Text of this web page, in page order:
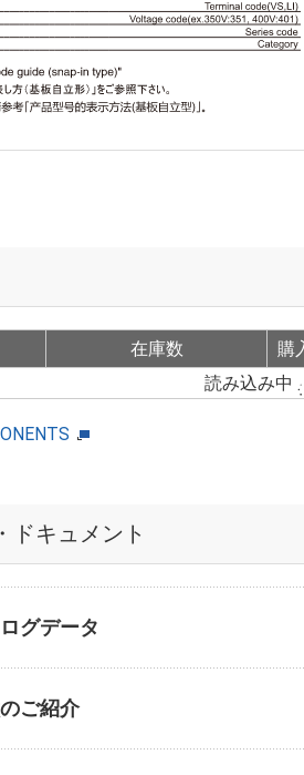
在庫数
購
読み込み中
ドキュメント
グデータ
ご紹介